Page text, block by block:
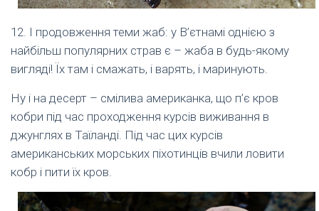
12. І продовження теми жаб: у В’єтнамі однією з
найбільш популярних страв є – жаба в будь-якому
вигляді! Їх там і смажать, і варять, і маринують.
Ну і на десерт – смілива американка, що п’є кров
кобри під час проходження курсів виживання в
джунглях в Таїланді. Під час цих курсів
американських морських піхотинців вчили ловити
кобр і пити їх кров.